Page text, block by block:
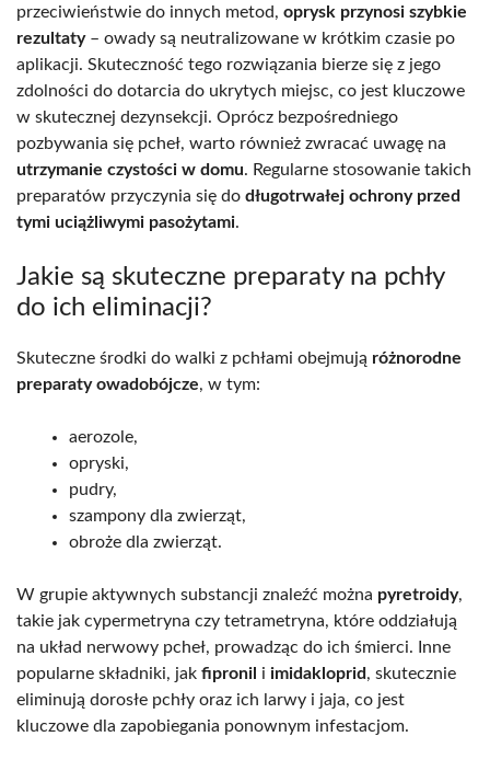
przeciwieństwie do innych metod, oprysk przynosi szybkie
rezultaty– owady są neutralizowane w krótkim czasie po
aplikacji. Skuteczność tego rozwiązania bierze się z jego
zdolności do dotarcia do ukrytych miejsc, co jest kluczowe
w skutecznej dezynsekcji. Oprócz bezpośredniego
pozbywania się pcheł, warto również zwracać uwagę na
utrzymanie czystości w domu. Regularne stosowanie takich
preparatów przyczynia się do długotrwałej ochrony przed
tymi uciążliwymi pasożytami.
Jakie są skuteczne preparaty na pchły
do ich eliminacji?
Skuteczne środki do walki z pchłami obejmują różnorodne
preparaty owadobójcze, w tym:
aerozole,
opryski,
pudry,
szampony dla zwierząt,
obroże dla zwierząt.
W grupie aktywnych substancji znaleźć można pyretroidy,
takie jak cypermetryna czy tetrametryna, które oddziałują
na układ nerwowy pcheł, prowadząc do ich śmierci. Inne
popularne składniki, jak fipronil i imidakloprid, skutecznie
eliminują dorosłe pchły oraz ich larwy i jaja, co jest
kluczowe dla zapobiegania ponownym infestacjom.